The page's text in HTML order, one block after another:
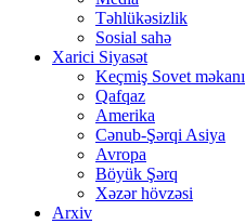
Təhlükəsizlik
Sosial sahə
Xarici Siyasət
Keçmiş Sovet məkanı
Qafqaz
Amerika
Cənub-Şərqi Asiya
Avropa
Böyük Şərq
Xəzər hövzəsi
Arxiv